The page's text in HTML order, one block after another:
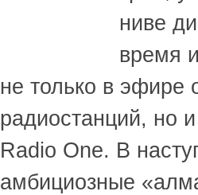
ниве
время
не только в эфире
радиостанций, но
Radio One. В
амбициозные